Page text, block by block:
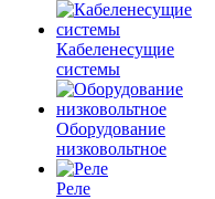
Кабеленесущие
системы
Оборудование
низковольтное
Реле